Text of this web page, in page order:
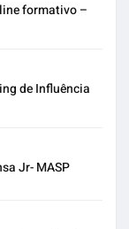
formativo –
de Influência
Jr- MASP